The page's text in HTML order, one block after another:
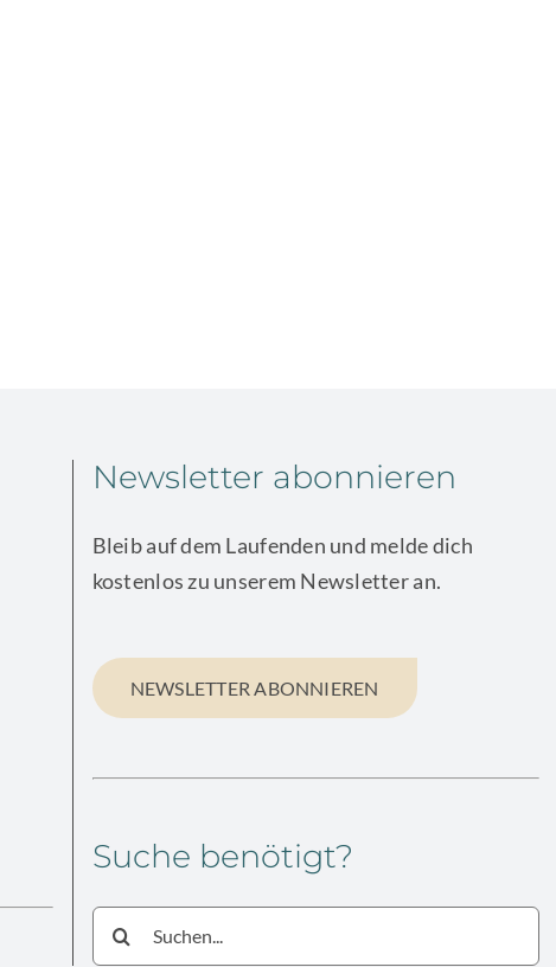
Newsletter abonnieren
Bleib auf dem Laufenden und melde dich
kostenlos zu unserem Newsletter an.
NEWSLETTER ABONNIEREN
Suche benötigt?
Suche
nach: